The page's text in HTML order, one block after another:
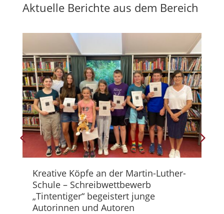
Aktuelle Berichte aus dem Bereich
Kreative Köpfe an der Martin-Luther-
Schule – Schreibwettbewerb
„Tintentiger“ begeistert junge
Autorinnen und Autoren